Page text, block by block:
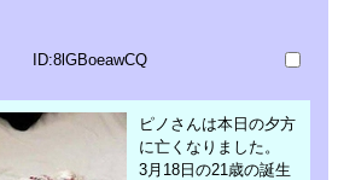
ID:8lGBoeawCQ
ピノさんは本日の夕方
に亡くなりました。
3月18日の21歳の誕生